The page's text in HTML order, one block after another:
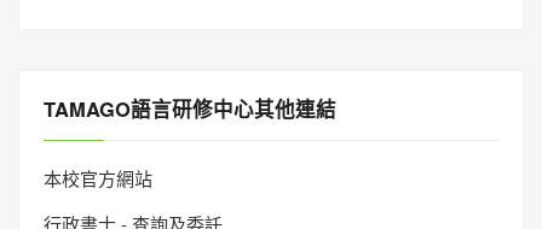
TAMAGO語言研修中心其他連結
本校官方網站